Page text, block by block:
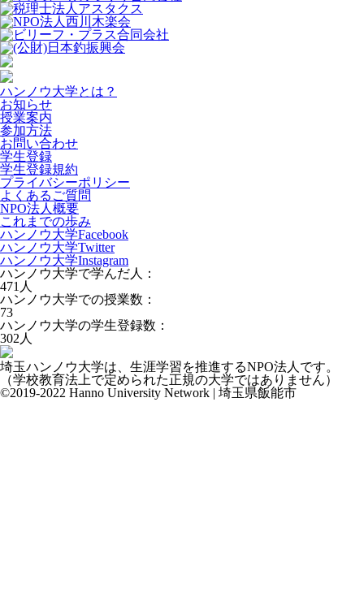
ハンノウ大学とは？
お知らせ
授業案内
参加方法
お問い合わせ
学生登録
学生登録規約
プライバシーポリシー
よくあるご質問
NPO法人概要
これまでの歩み
ハンノウ大学Facebook
ハンノウ大学Twitter
ハンノウ大学Instagram
ハンノウ大学で学んだ人：
471 人
ハンノウ大学での授業数：
73
ハンノウ大学の学生登録数：
302 人
埼玉ハンノウ大学は、生涯学習を推進するNPO法人です。
（学校教育法上で定められた正規の大学ではありません）
©2019-2022 Hanno University Network | 埼玉県飯能市